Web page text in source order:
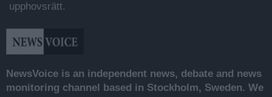
upphovsrätt.
NewsVoice is an independent news, debate and news
monitoring channel based in Stockholm, Sweden. We